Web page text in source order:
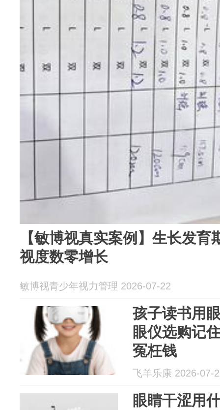
【敏博视真实案例】生长发育
视度数零增长
敏博视青少年视力管理 2026-07-22
孩子读书用
眼仪选购记
冤枉钱
飞羊乐康 2026-07-
眼睛干涩用